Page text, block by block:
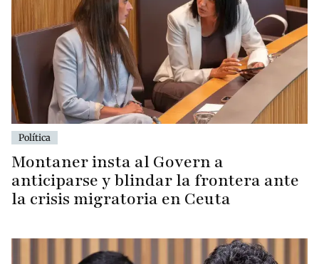
Política
Montaner insta al Govern a
anticiparse y blindar la frontera ante
la crisis migratoria en Ceuta